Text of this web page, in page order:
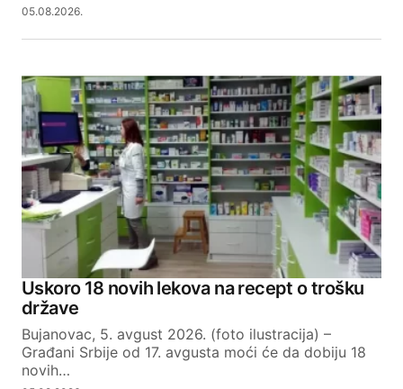
05.08.2026.
Uskoro 18 novih lekova na recept o trošku
države
Bujanovac, 5. avgust 2026. (foto ilustracija) –
Građani Srbije od 17. avgusta moći će da dobiju 18
novih…